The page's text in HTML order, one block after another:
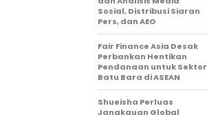
Sosial, Distribusi Siaran
Pers, dan AEO
Fair Finance Asia Desak
Perbankan Hentikan
Pendanaan untuk Sektor
Batu Bara di ASEAN
Shueisha Perluas
Jangkauan Global